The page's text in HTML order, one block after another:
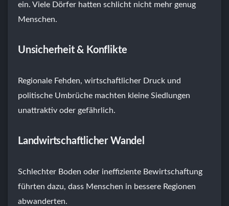
ein. Viele Dörfer hatten schlicht nicht mehr genug
Menschen.
Unsicherheit & Konflikte
Regionale Fehden, wirtschaftlicher Druck und
politische Umbrüche machten kleine Siedlungen
unattraktiv oder gefährlich.
Landwirtschaftlicher Wandel
Schlechter Boden oder ineffiziente Bewirtschaftung
führten dazu, dass Menschen in bessere Regionen
abwanderten.